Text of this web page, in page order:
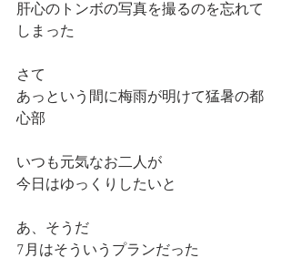
肝心のトンボの写真を撮るのを忘れて
しまった
さて
あっという間に梅雨が明けて猛暑の都
心部
いつも元気なお二人が
今日はゆっくりしたいと
あ、そうだ
7月はそういうプランだった